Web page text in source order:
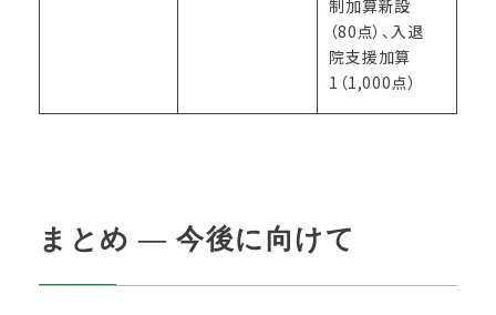
制加算新設
（80点）、入退
院支援加算
1（1,000点）
まとめ ― 今後に向けて